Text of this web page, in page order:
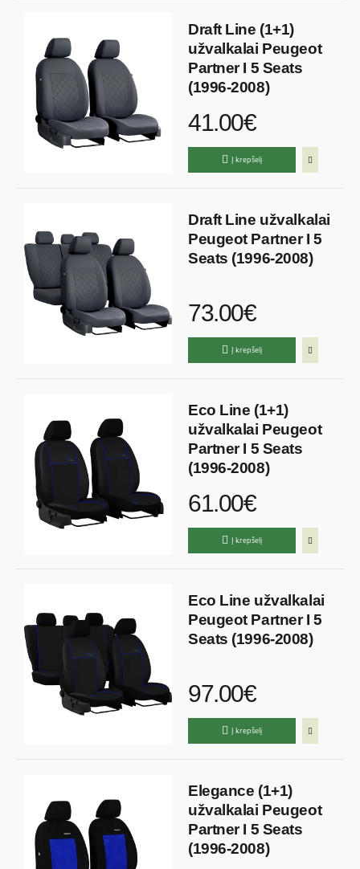
Draft Line (1+1)
užvalkalai Peugeot
Partner I 5 Seats
(1996-2008)
41.00€
Į krepšelį
Draft Line užvalkalai
Peugeot Partner I 5
Seats (1996-2008)
73.00€
Į krepšelį
Eco Line (1+1)
užvalkalai Peugeot
Partner I 5 Seats
(1996-2008)
61.00€
Į krepšelį
Eco Line užvalkalai
Peugeot Partner I 5
Seats (1996-2008)
97.00€
Į krepšelį
Elegance (1+1)
užvalkalai Peugeot
Partner I 5 Seats
(1996-2008)